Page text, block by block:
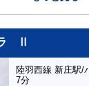
Ⅱ
陸羽西線 新庄駅/
7分